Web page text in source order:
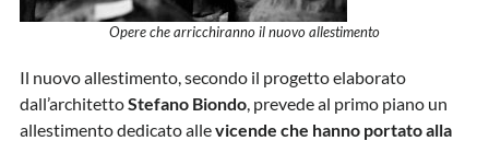
Opere che arricchiranno il nuovo allestimento
Il nuovo allestimento, secondo il progetto elaborato
dall’architettoStefano Biondo, prevede al primo piano un
allestimento dedicato allevicende che hanno portato alla